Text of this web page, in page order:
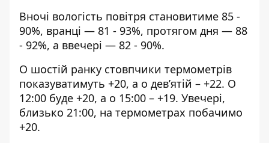
Вночі вологість повітря становитиме 85 -
90%, вранці — 81 - 93%, протягом дня — 88
- 92%, а ввечері — 82 - 90%.
О шостій ранку стовпчики термометрів
показуватимуть +20, а о дев’ятій – +22. О
12:00 буде +20, а о 15:00 – +19. Увечері,
близько 21:00, на термометрах побачимо
+20.